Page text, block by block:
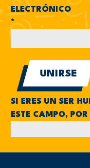
ELECTRÓNICO
*
SI ERES UN SER
ESTE CAMPO,